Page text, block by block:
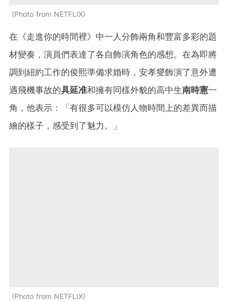
Photo from NETFLIX
在《走進你的時間裡》中一人分飾兩角和豐富多彩的題
材變奏，演員們表達了各自飾演角色的感想。在為即將
調到紐約工作的俊熙準備求婚時，安孝燮飾演了意外遭
遇飛機事故的具延准和擁有同樣外貌的高中生南時憲一
角，他表示：「有很多可以模仿人物時間上的差異而描
繪的樣子，感受到了魅力。」
Photo from NETFLIX